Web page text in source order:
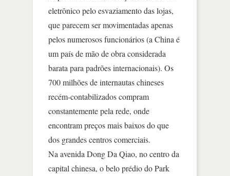
eletrônico pelo esvaziamento das lojas,
que parecem ser movimentadas apenas
pelos numerosos funcionários (a China é
um país de mão de obra considerada
barata para padrões internacionais). Os
700 milhões de internautas chineses
recém-contabilizados compram
constantemente pela rede, onde
encontram preços mais baixos do que
dos grandes centros comerciais.
Na avenida Dong Da Qiao, no centro da
capital chinesa, o belo prédio do Park